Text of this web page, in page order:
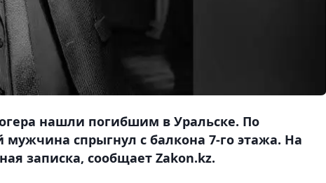
нашли погибшим в Уральске. По
спрыгнул с балкона 7-го этажа. На
записка, сообщает Zakon.kz.